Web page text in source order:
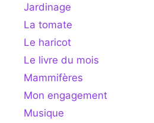
Jardinage
La tomate
Le haricot
Le livre du mois
Mammifères
Mon engagement
Musique